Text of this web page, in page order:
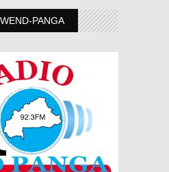
PANGA